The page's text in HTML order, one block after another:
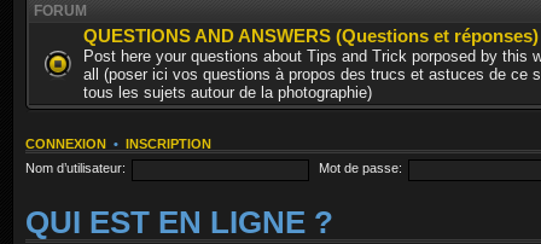
FORUM
QUESTIONS AND ANSWERS (Questions et réponses)
Post here your questions about Tips and Trick porposed by this
all (poser ici vos questions à propos des trucs et astuces de ce
tous les sujets autour de la photographie)
CONNEXION • INSCRIPTION
Nom d’utilisateur:
Mot de passe:
QUI EST EN LIGNE ?